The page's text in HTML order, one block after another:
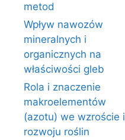
metod
Wpływ nawozów
mineralnych i
organicznych na
właściwości gleb
Rola i znaczenie
makroelementów
(azotu) we wzroście i
rozwoju roślin